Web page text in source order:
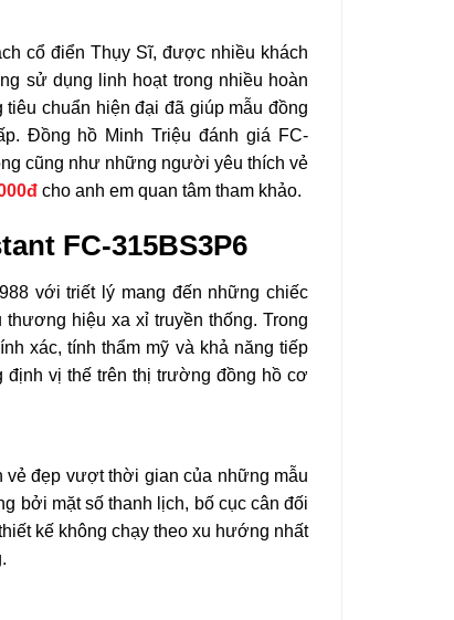
cổ điển Thụy Sĩ, được nhiều khách
sử dụng linh hoạt trong nhiều hoàn
chuẩn hiện đại đã giúp mẫu đồng
Đồng hồ Minh Triệu đánh giá FC-
cũng như những người yêu thích vẻ
cho anh em quan tâm tham khảo.
FC-315BS3P6
với triết lý mang đến những chiếc
hiệu xa xỉ truyền thống. Trong
xác, tính thẩm mỹ và khả năng tiếp
định vị thế trên thị trường đồng hồ cơ
vẻ đẹp vượt thời gian của những mẫu
bởi mặt số thanh lịch, bố cục cân đối
kế không chạy theo xu hướng nhất